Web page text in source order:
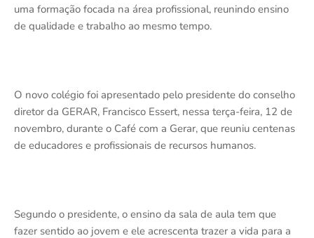
uma formação focada na área profissional, reunindo ensino
de qualidade e trabalho ao mesmo tempo.
O novo colégio foi apresentado pelo presidente do conselho
diretor da GERAR, Francisco Essert, nessa terça-feira, 12 de
novembro, durante o Café com a Gerar, que reuniu centenas
de educadores e profissionais de recursos humanos.
Segundo o presidente, o ensino da sala de aula tem que
fazer sentido ao jovem e ele acrescenta trazer a vida para a